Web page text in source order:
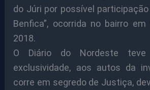
do Júri por possível
Benfica”, ocorrida no bairro
2018.
O Diário do Nordeste teve
exclusividade, aos autos da
corre em segredo de Justiça,